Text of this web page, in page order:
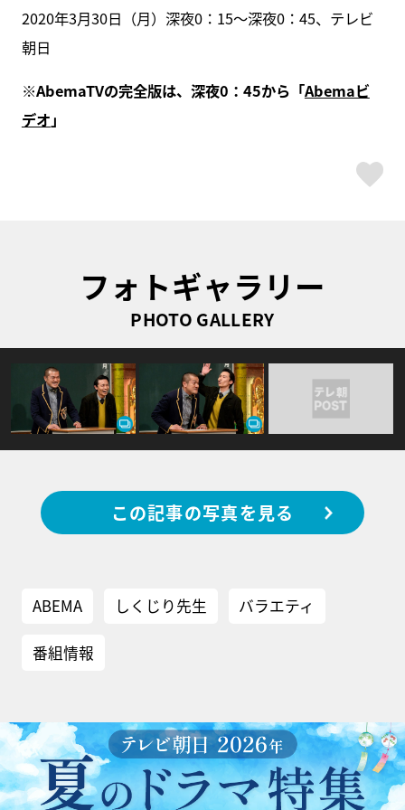
2020年3月30日（月）深夜0：15～深夜0：45、テレビ
朝日
※AbemaTVの完全版は、深夜0：45から「Abemaビ
デオ 」
フォトギャラリー
PHOTO GALLERY
この記事の写真を見る
ABEMA しくじり先生 バラエティ
番組情報